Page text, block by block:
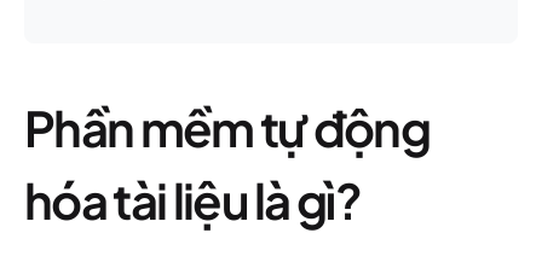
Phần mềm tự động
hóa tài liệu là gì?